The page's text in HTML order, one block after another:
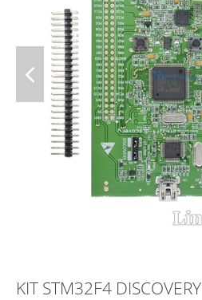
KIT STM32F4